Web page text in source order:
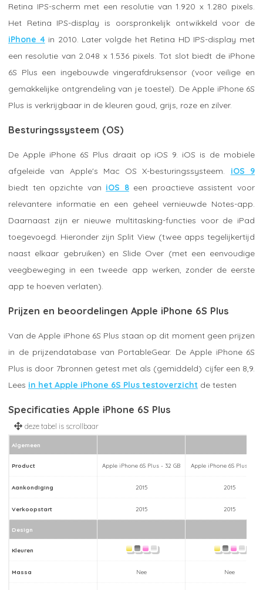
Retina IPS-scherm met een resolutie van 1.920 x 1.280 pixels.
Het Retina IPS-display is oorspronkelijk ontwikkeld voor de
iPhone 4in 2010. Later volgde het Retina HD IPS-display met
een resolutie van 2.048 x 1.536 pixels. Tot slot biedt de iPhone
6S Plus een ingebouwde vingerafdruksensor (voor veilige en
gemakkelijke ontgrendeling van je toestel). De Apple iPhone 6S
Plus is verkrijgbaar in de kleuren goud, grijs, roze en zilver.
Besturingssysteem (OS)
De Apple iPhone 6S Plus draait op iOS 9. iOS is de mobiele
afgeleide van Apple's Mac OS X-besturingssysteem. iOS 9
biedt ten opzichte van iOS 8een proactieve assistent voor
relevantere informatie en een geheel vernieuwde Notes-app.
Daarnaast zijn er nieuwe multitasking-functies voor de iPad
toegevoegd. Hieronder zijn Split View (twee apps tegelijkertijd
naast elkaar gebruiken) en Slide Over (met een eenvoudige
veegbeweging in een tweede app werken, zonder de eerste
app te hoeven verlaten).
Prijzen en beoordelingen Apple iPhone 6S Plus
Van de Apple iPhone 6S Plus staan op dit moment geen prijzen
in de prijzendatabase van PortableGear. De Apple iPhone 6S
Plus is door 7bronnen getest met als (gemiddeld) cijfer een 8,9.
Lees in het Apple iPhone 6S Plus testoverzicht de testen
Specificaties Apple iPhone 6S Plus
Algemeen
Product Apple iPhone 6S Plus - 32 GB Apple iPhone 6S Plus - 16
Aankondiging 2015 2015
Verkoopstart 2015 2015
Design
Kleuren
Massa Nee Nee